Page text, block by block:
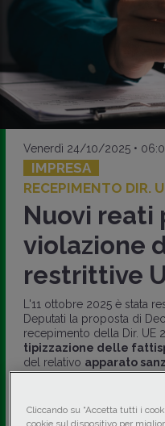
Venerdì 24/10/2025 •
IMPRESA
RECEPIMENTO DIR.
Nuovi reati
violazione
restrittive
L'11 ottobre 2025 è stata
Deputati la proposta di
recepimento della Dir. UE
tipizzazione delle
del relativo apparato
delle misure restrittive
di Camilla Izzi -
Antiriciclaggio ODCEC
Cliccando su “Accetta tutti i
cookie sul dispositivo per